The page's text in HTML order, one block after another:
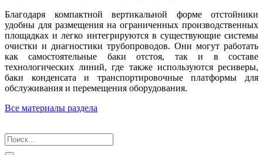
Благодаря компактной вертикальной форме отстойники
удобны для размещения на ограниченных производственных
площадках и легко интегрируются в существующие системы
очистки и диагностики трубопроводов. Они могут работать
как самостоятельные баки отстоя, так и в составе
технологических линий, где также используются ресиверы,
баки конденсата и транспортировочные платформы для
обслуживания и перемещения оборудования.
Все материалы раздела